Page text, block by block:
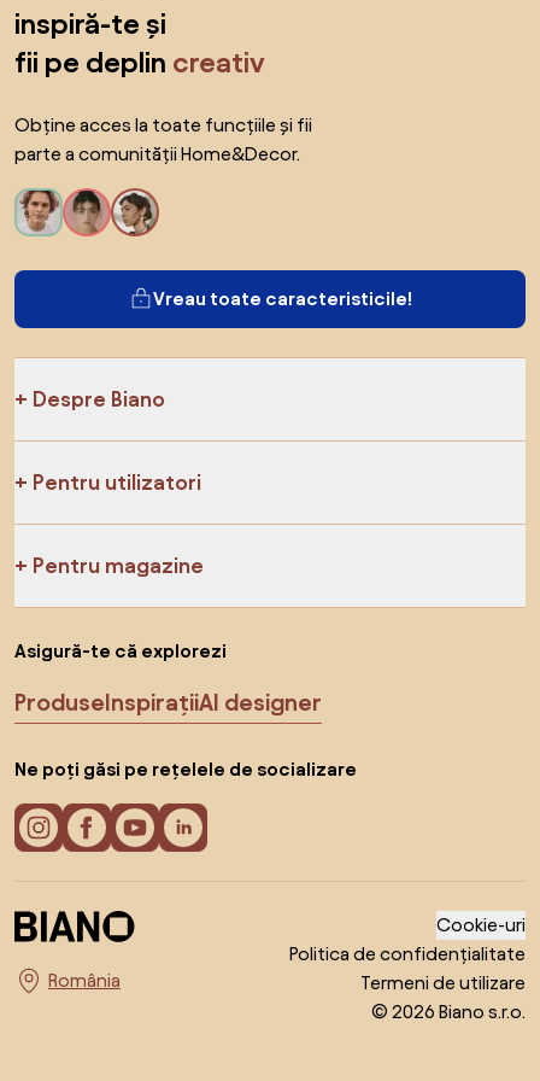
inspiră-te și
fii pe deplin creativ
Obține acces la toate funcțiile și fii
parte a comunității Home&Decor.
Vreau toate caracteristicile!
Despre Biano
Pentru utilizatori
Pentru magazine
Asigură-te că explorezi
ProduseInspirațiiAI designer
Ne poți găsi pe rețelele de socializare
Alege țara
Cookie-uri
Politica de confidențialitate
Termeni de utilizare
© 2026 Biano s.r.o.